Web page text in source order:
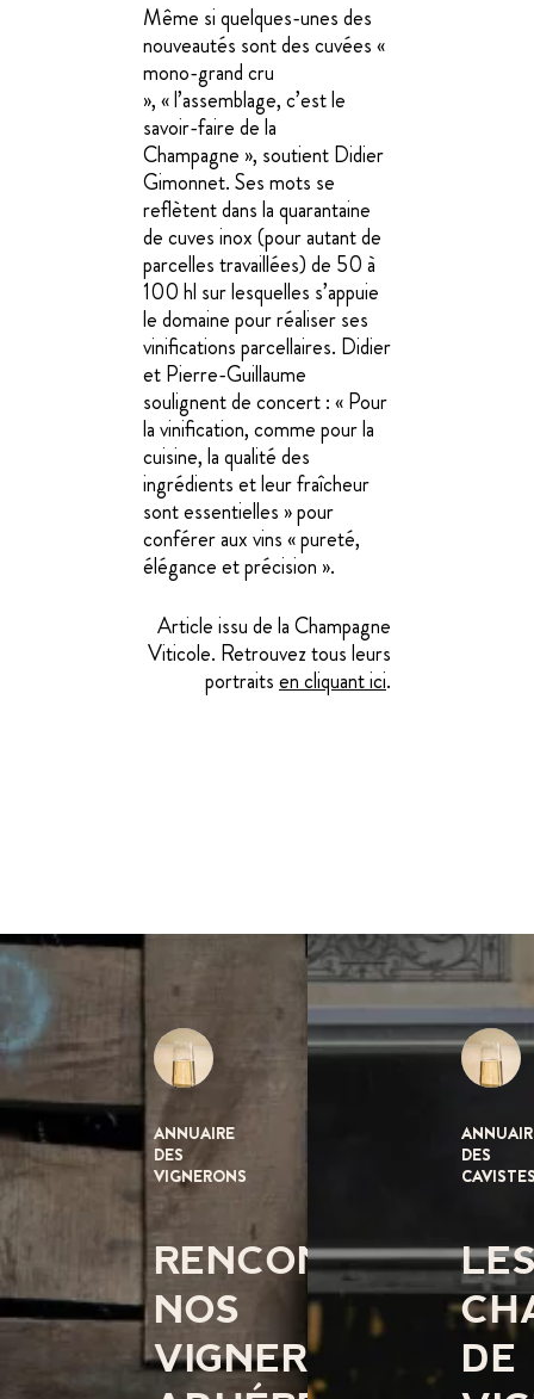
Même si quelques-unes des
nouveautés sont des cuvées «
mono-grand cru
», « l’assemblage, c’est le
savoir-faire de la
Champagne », soutient Didier
Gimonnet. Ses mots se
reflètent dans la quarantaine
de cuves inox (pour autant de
parcelles travaillées) de 50 à
100 hl sur lesquelles s’appuie
le domaine pour réaliser ses
vinifications parcellaires. Didier
et Pierre-Guillaume
soulignent de concert : « Pour
la vinification, comme pour la
cuisine, la qualité des
ingrédients et leur fraîcheur
sont essentielles » pour
conférer aux vins « pureté,
élégance et précision ».
Article issu de la Champagne
Viticole. Retrouvez tous leurs
portraitsen cliquant ici.
ANNUAIRE
DES
VIGNERONS
RENCONTREZ
NOS
VIGNERONS
DES
DE